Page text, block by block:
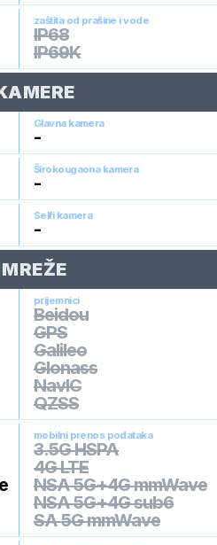
zaštita od prašine i vode
IP68
IP69K
Glavna kamera
-
Širokougaona kamera
-
Selfi kamera
-
MREŽE
prijemnici
Beidou
GPS
Galileo
Glonass
NavIC
QZSS
mobilni prenos podataka
3.5G HSPA
4G LTE
NSA 5G+4G mmWave
NSA 5G+4G sub6
SA 5G mmWave